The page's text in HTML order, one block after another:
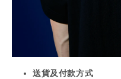
送貨及付款方式